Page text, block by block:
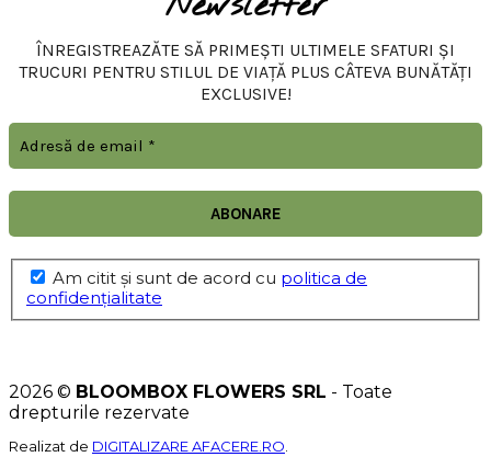
ÎNREGISTREAZĂTE SĂ PRIMEȘTI ULTIMELE SFATURI ȘI
TRUCURI PENTRU STILUL DE VIAȚĂ PLUS CÂTEVA BUNĂTĂȚI
EXCLUSIVE!
Am citit şi sunt de acord cu politica de
confidențialitate
2026 © BLOOMBOX FLOWERS SRL - Toate
drepturile rezervate
Realizat de DIGITALIZARE AFACERE.RO.